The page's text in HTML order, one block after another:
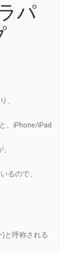
パ
、
、iPhone/iPad
るので、
と呼称される